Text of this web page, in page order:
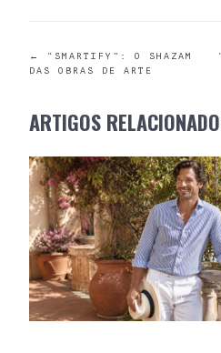
POST
NAVIGATION
←
“SMARTIFY”: O SHAZAM
DAS OBRAS DE ARTE
ARTIGOS